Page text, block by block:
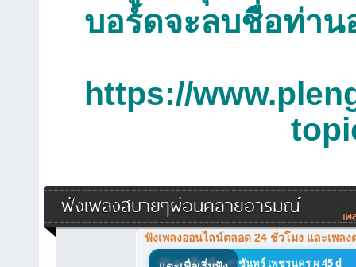
บอร์ดจะลบชื่อท่า
https://
ฟังเพลงสบายๆผ่อนคลายอารมณ์
ฟังเพลงออนไลน์ตลอด 24 ชั่วโมง และเพล